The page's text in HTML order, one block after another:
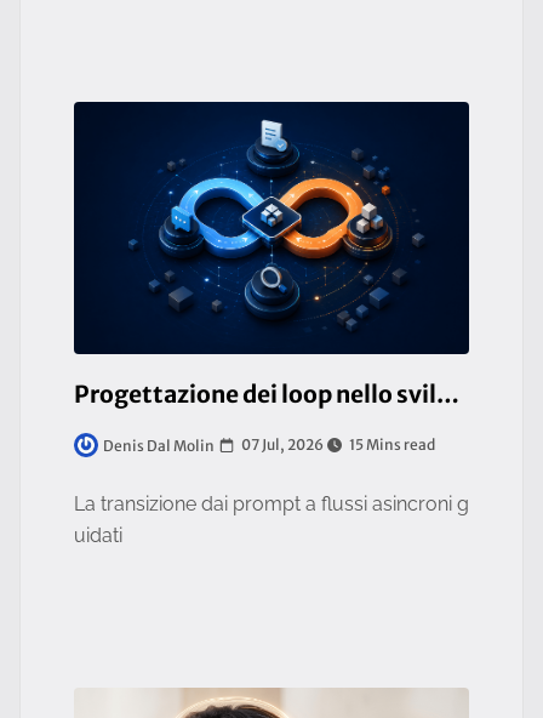
Progettazione dei loop nello sviluppo agentico
Denis Dal Molin 07 Jul, 2026 15 Mins read
La transizione dai prompt a flussi asincroni g
uidati